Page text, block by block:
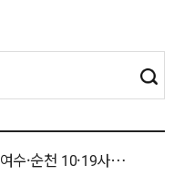
[전남 순천]순천시의회 최미희 의원, 여수·순천 10·19사건 진상규명 및 희생자 명예회복위원회의 공정성과 역사..